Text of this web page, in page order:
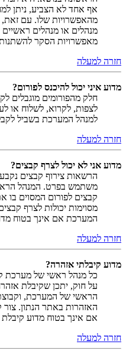
אף אחד לא הצביע, ניתן
מהאפשרויות שלו. עם
מנהלים או מנהלים ראשיים
מאפשרויות הסקר
חזרה למעלה
מדוע איני יכול להיכנס לפורום?
חלק מהפורומים מוגבלים
לצפות, לקרוא, לשלוח או
למנהל המערכת בשביל
חזרה למעלה
מדוע אני לא יכול לצרף קבצים?
הרשאות צירוף קבצים
משתמש בפרט. המנהל
קבצים לפורום המסוים בו
מסוימות יכולות לצרף
המערכת אם אינך בטוח
חזרה למעלה
מדוע קיבלתי אזהרה?
כל מנהל ראשי של מערכת
על חוק, יתכן שקיבלת
האזהרות באתר הנתון.
אם אינך בטוח מדוע
חזרה למעלה